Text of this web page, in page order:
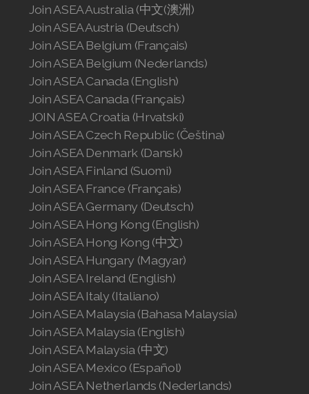
Join ASEA Australia (中文(澳洲)
Join ASEA Austria (Deutsch)
Join ASEA Belgium (Français)
Join ASEA Belgium (Nederlands)
Join ASEA Canada (English)
Join ASEA Canada (Français)
JOIN ASEA Croatia (Hrvatski)
Join ASEA Czech Republic (Čeština)
Join ASEA Denmark (Dansk)
Join ASEA Finland (Suomi)
Join ASEA France (Français)
Join ASEA Germany (Deutsch)
Join ASEA Hong Kong (English)
Join ASEA Hong Kong (中文)
Join ASEA Hungary (Magyar)
Join ASEA Ireland (English)
Join ASEA Italy (Italiano)
Join ASEA Malaysia (Bahasa Malaysia)
Join ASEA Malaysia (English)
Join ASEA Malaysia (中文)
Join ASEA Mexico (Español)
Join ASEA Netherlands (Nederlands)
Join ASEA Switzerland (Français)
Join ASEA Taiwan (中文)
Join ASEA Thailand (ไทย)
Join ASEA United Kingdom (English)
Join ASEA United States (English)
Join ASEA United States (Español)